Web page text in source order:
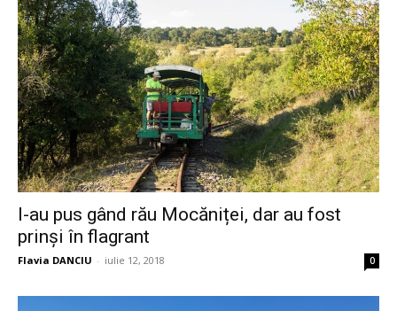
I-au pus gând rău Mocăniței, dar au fost
prinși în flagrant
Flavia DANCIU - iulie 12, 2018 0